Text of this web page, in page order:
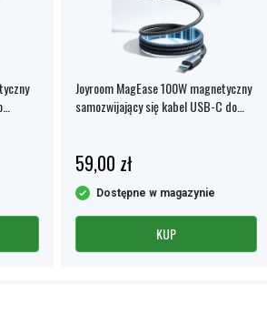
Joyroom MagEase 100W magnetyczny
samozwijający się kabel USB-C do
59,00 zł
Dostępne w magazynie
KUP